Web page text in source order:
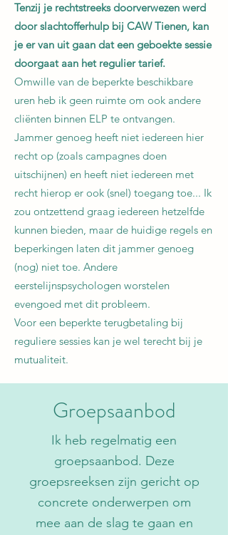
Tenzij je rechtstreeks doorverwezen werd
door slachtofferhulp bij CAW Tienen, kan
je er van uit gaan dat een geboekte sessie
doorgaat aan het regulier tarief.
Omwille van de beperkte beschikbare
uren heb ik geen ruimte om ook andere
cliënten binnen ELP te ontvangen.
Jammer genoeg heeft niet iedereen hier
recht op (zoals campagnes doen
uitschijnen) en heeft niet iedereen met
recht hierop er ook (snel) toegang toe... Ik
zou ontzettend graag iedereen hetzelfde
kunnen bieden, maar de huidige regels en
beperkingen laten dit jammer genoeg
(nog) niet toe. Andere
eerstelijnspsychologen worstelen
evengoed met dit probleem.
Voor een beperkte terugbetaling bij
reguliere sessies kan je wel terecht bij je
mutualiteit.
Groepsaanbod
Ik heb regelmatig een
groepsaanbod. Deze
groepsreeksen zijn gericht op
concrete onderwerpen om
mee aan de slag te gaan en